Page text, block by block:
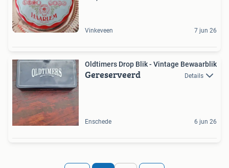
Vinkeveen 7 jun 26
Oldtimers Drop Blik - Vintage Bewaarblik
Gereserveerd Details
Enschede 6 jun 26